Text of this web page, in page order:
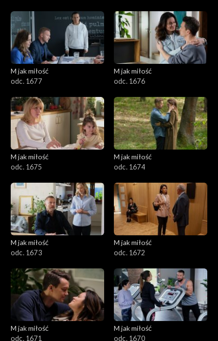
M jak miłość
odc. 1677
M jak miłość
odc. 1676
M jak miłość
odc. 1675
M jak miłość
odc. 1674
M jak miłość
odc. 1673
M jak miłość
odc. 1672
M jak miłość
odc. 1671
M jak miłość
odc. 1670